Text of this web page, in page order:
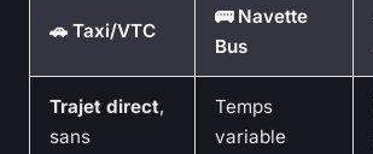
🚗 Taxi/VTC
🚌 Navette
Bus
Trajet direct,
sans
Temps
variable